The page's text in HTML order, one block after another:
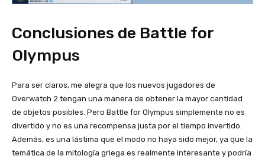
Conclusiones de Battle for
Olympus
Para ser claros, me alegra que los nuevos jugadores de
Overwatch 2 tengan una manera de obtener la mayor cantidad
de objetos posibles. Pero Battle for Olympus simplemente no es
divertido y no es una recompensa justa por el tiempo invertido.
Además, es una lástima que el modo no haya sido mejor, ya que la
temática de la mitología griega es realmente interesante y podría